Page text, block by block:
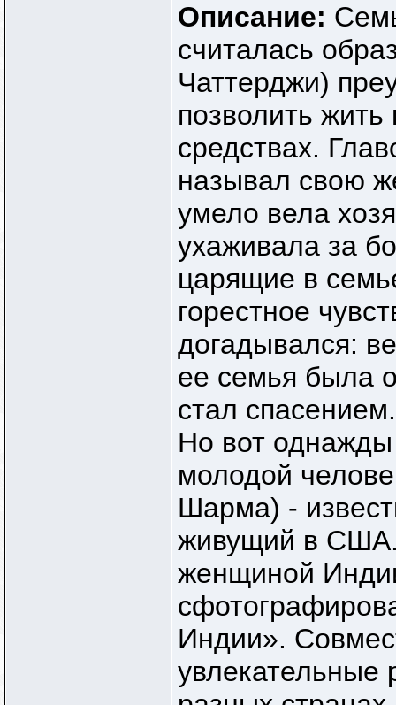
Описание:
считалась
Чаттерджи)
позволить
средствах.
называл свою
умело вела
ухаживала за
царящие в
горестное
догадывался:
ее семья была
стал спасением.
Но вот
молодой
Шарма) -
живущий в США.
женщиной
Индии».
увлекательные